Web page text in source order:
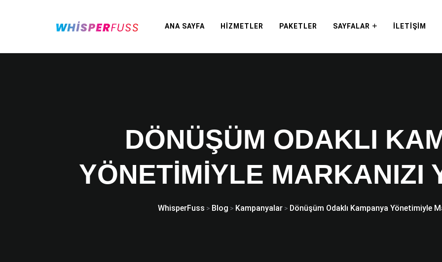
ANA SAYFA HIZMETLER PAKETLER SAYFALAR İLETIŞIM
DÖNÜŞÜM ODAKLI
YÖNETIMIYLE MARKANIZI
WhisperFuss > Blog > Kampanyalar > Dönüşüm Odaklı Kampanya Yönetimiyle